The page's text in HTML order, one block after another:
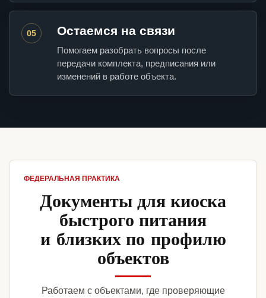
05 Остаемся на связи
Помогаем разобрать вопросы после
передачи комплекта, предписания или
изменений в работе объекта.
ФЕДЕРАЛЬНАЯ ПРАКТИКА
Документы для киоска
быстрого питания
и близких по профилю
объектов
Работаем с объектами, где проверяющие